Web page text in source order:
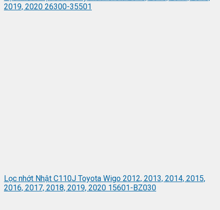
2019, 2020 26300-35501
Lọc nhớt Nhật C110J Toyota Wigo 2012, 2013, 2014, 2015,
2016, 2017, 2018, 2019, 2020 15601-BZ030